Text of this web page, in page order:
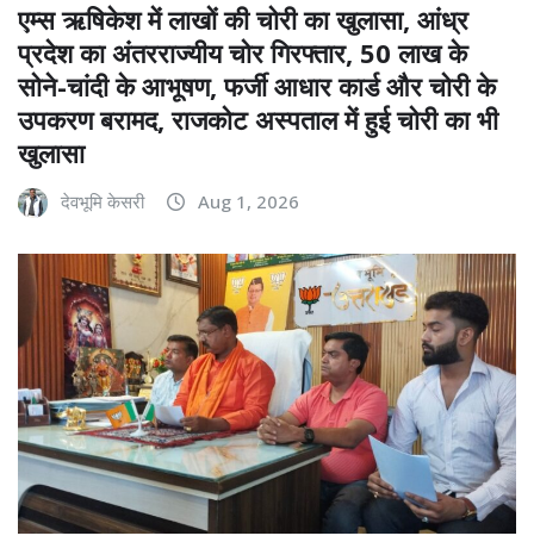
एम्स ऋषिकेश में लाखों की चोरी का खुलासा, आंध्र
प्रदेश का अंतरराज्यीय चोर गिरफ्तार, 50 लाख के
सोने-चांदी के आभूषण, फर्जी आधार कार्ड और चोरी के
उपकरण बरामद, राजकोट अस्पताल में हुई चोरी का भी
खुलासा
देवभूमि केसरी Aug 1, 2026